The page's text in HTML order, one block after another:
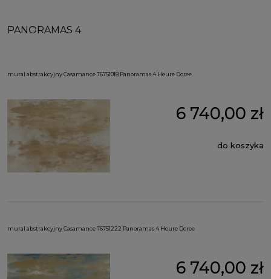
PANORAMAS 4
mural abstrakcyjny Casamance 76751018 Panoramas 4 Heure Doree
6 740,00 zł
do koszyka
mural abstrakcyjny Casamance 76751222 Panoramas 4 Heure Doree
6 740,00 zł